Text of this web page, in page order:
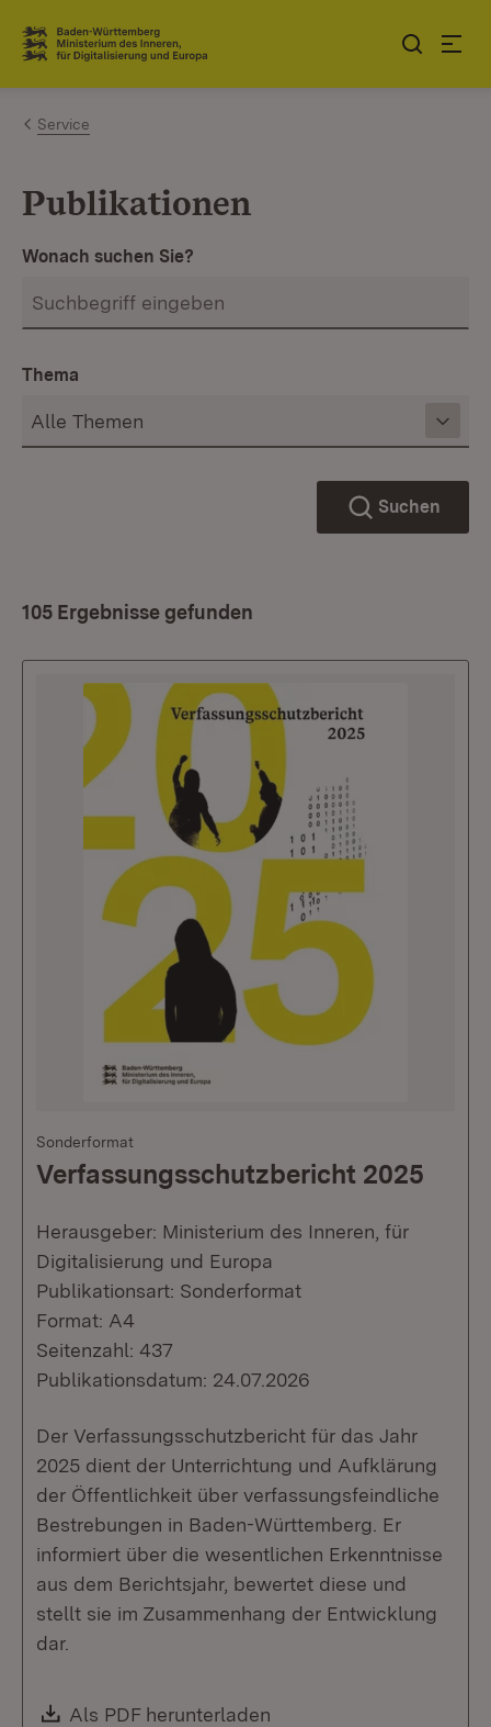
Zum Inhalt springen
Link zur Startseite
Service
Publikationen
Wonach suchen Sie?
Thema
Suchen
105 Ergebnisse gefunden
Sonderformat
Verfassungsschutzbericht 2025
Herausgeber: Ministerium des Inneren, für
Digitalisierung und Europa
Publikationsart: Sonderformat
Format: A4
Seitenzahl: 437
Publikationsdatum: 24.07.2026
Der Verfassungsschutzbericht für das Jahr
2025 dient der Unterrichtung und Aufklärung
der Öffentlichkeit über verfassungsfeindliche
Bestrebungen in Baden-Württemberg. Er
informiert über die wesentlichen Erkenntnisse
aus dem Berichtsjahr, bewertet diese und
stellt sie im Zusammenhang der Entwicklung
dar.
Download:
Als PDF herunterladen